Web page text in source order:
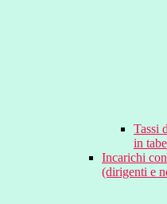
Tassi
in
Incarichi
(dirigenti e